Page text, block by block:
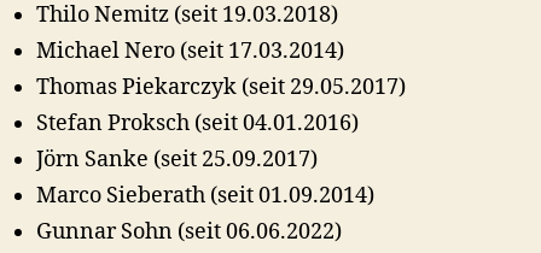
Thilo Nemitz (seit 19.03.2018)
Michael Nero (seit 17.03.2014)
Thomas Piekarczyk (seit 29.05.2017)
Stefan Proksch (seit 04.01.2016)
Jörn Sanke (seit 25.09.2017)
Marco Sieberath (seit 01.09.2014)
Gunnar Sohn (seit 06.06.2022)